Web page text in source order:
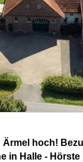
Ärmel hoch!
in Halle - Hörste